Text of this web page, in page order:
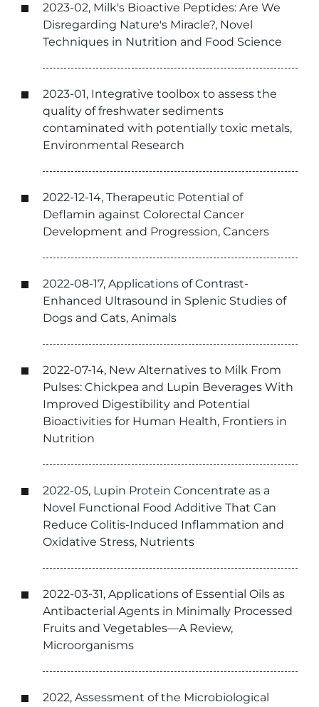
2023-02, Milk's Bioactive Peptides: Are We
Disregarding Nature's Miracle?, Novel
Techniques in Nutrition and Food Science
2023-01, Integrative toolbox to assess the
quality of freshwater sediments
contaminated with potentially toxic metals,
Environmental Research
2022-12-14, Therapeutic Potential of
Deflamin against Colorectal Cancer
Development and Progression, Cancers
2022-08-17, Applications of Contrast-
Enhanced Ultrasound in Splenic Studies of
Dogs and Cats, Animals
2022-07-14, New Alternatives to Milk From
Pulses: Chickpea and Lupin Beverages With
Improved Digestibility and Potential
Bioactivities for Human Health, Frontiers in
Nutrition
2022-05, Lupin Protein Concentrate as a
Novel Functional Food Additive That Can
Reduce Colitis-Induced Inflammation and
Oxidative Stress, Nutrients
2022-03-31, Applications of Essential Oils as
Antibacterial Agents in Minimally Processed
Fruits and Vegetables—A Review,
Microorganisms
2022, Assessment of the Microbiological